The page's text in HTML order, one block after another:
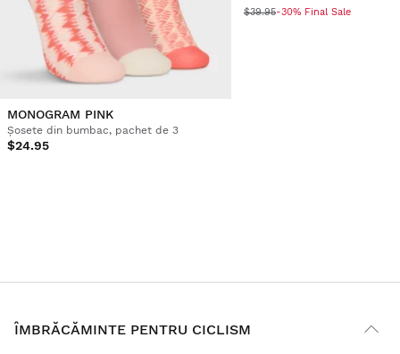
MONOGRAM PINK
Șosete din bumbac, pachet de 3
$24.95
$39.95-30% Final Sale
ÎMBRĂCĂMINTE PENTRU CICLISM